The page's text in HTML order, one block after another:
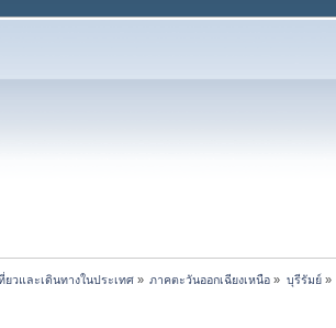
ยวและเดินทางในประเทศ » ภาคตะวันออกเฉียงเหนือ » บุรีรัมย์»